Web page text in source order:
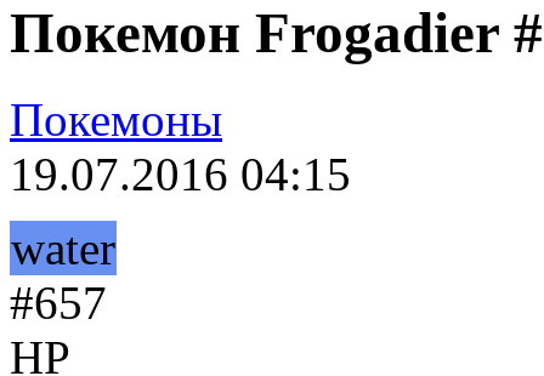
Покемон Frogadier
Покемоны
19.07.2016 04:15
water
#657
HP